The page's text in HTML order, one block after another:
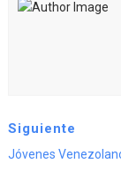
Siguiente
Jóvenes